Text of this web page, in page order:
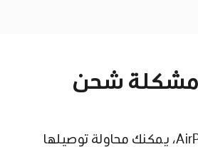
مشكلة شحن
إذا تعذر شحن AirPods، يمكنك محاولة توصيلها